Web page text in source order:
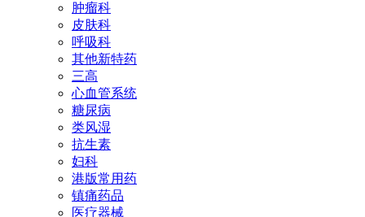
肿瘤科
皮肤科
呼吸科
其他新特药
三高
心血管系统
糖尿病
类风湿
抗生素
妇科
港版常用药
镇痛药品
医疗器械